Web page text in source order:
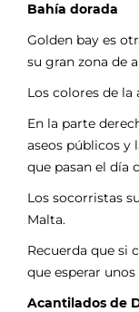
Bahía dorada
Golden bay es
su gran zona de
Los colores de
En la parte
aseos públicos y
que pasan el día
Los socorristas
Malta.
Recuerda que si
que esperar
Acantilados de